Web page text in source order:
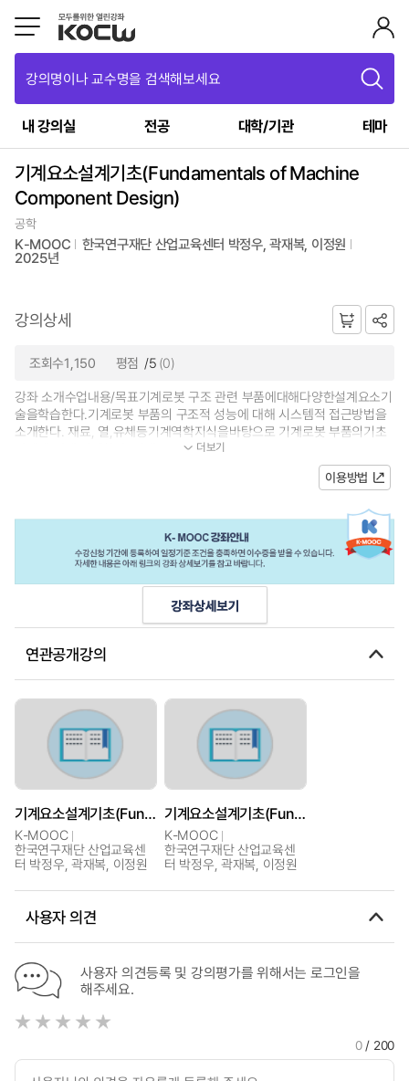
강의명이나 교수명을 검색해보세요
내 강의실 전공 대학/기관 테마
기계요소설계기초(Fundamentals of Machine
Component Design)
공학
K-MOOC 한국연구재단 산업교육센터 박정우, 곽재복, 이정원
2025년
강의상세
조회수1,150 평점 /5 (0)
강좌 소개수업내용/목표기계로봇 구조 관련 부품에대해다양한설계요소기
술을학습한다.기계로봇 부품의 구조적 성능에 대해 시스템적 접근방법을
소개한다. 재료, 열,유체등기계역학지식을바탕으로 기계로봇 부품의기초
더보기
이용방법
연관공개강의
기계요소설계기초(Fundamentals of Machine Component Design)
K-MOOC
한국연구재단 산업교육센
터 박정우, 곽재복, 이정원
기계요소설계기초(Fundamentals of Machine Component Design)
K-MOOC
한국연구재단 산업교육센
터 박정우, 곽재복, 이정원
사용자 의견
사용자 의견등록 및 강의평가를 위해서는 로그인을
해주세요.
0/ 200